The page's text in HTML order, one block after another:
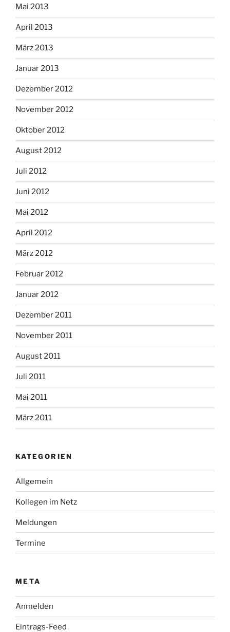
Mai 2013
April 2013
März 2013
Januar 2013
Dezember 2012
November 2012
Oktober 2012
August 2012
Juli 2012
Juni 2012
Mai 2012
April 2012
März 2012
Februar 2012
Januar 2012
Dezember 2011
November 2011
August 2011
Juli 2011
Mai 2011
März 2011
KATEGORIEN
Allgemein
Kollegen im Netz
Meldungen
Termine
META
Anmelden
Eintrags-Feed